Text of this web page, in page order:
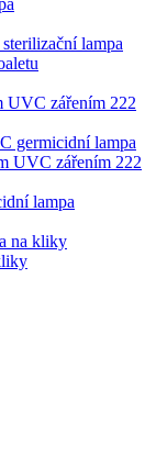
lampa
UVC zářením 222
germicidní lampa
UVC zářením 222
lampa
na kliky